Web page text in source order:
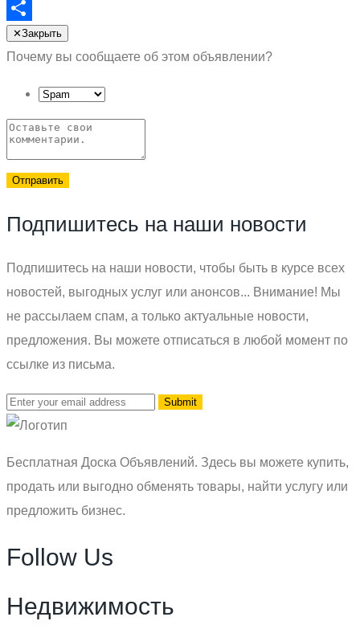
Email
Отправить
✕Закрыть
Почему вы сообщаете об этом объявлении?
Отправить
Подпишитесь на наши новости
Подпишитесь на наши новости, чтобы быть в курсе всех
новостей, выгодных услуг или анонсов... Внимание! Мы
не рассылаем спам, а только актуальные новости,
предложения. Вы можете отписаться в любой момент по
ссылке из письма.
Бесплатная Доска Объявлений. Здесь вы можете купить,
продать или выгодно обменять товары, найти услугу или
предложить бизнес.
Follow Us
Недвижимость